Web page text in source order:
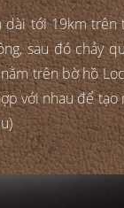
tới 19km trên
sau đó chảy
trên bờ hồ
với nhau để